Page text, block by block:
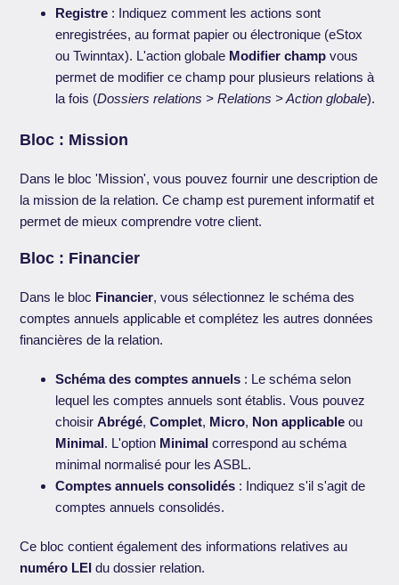
Registre : Indiquez comment les actions sont
enregistrées, au format papier ou électronique (eStox
ou Twinntax). L'action globale Modifier champ vous
permet de modifier ce champ pour plusieurs relations à
la fois (Dossiers relations > Relations > Action globale).
Bloc : Mission
Dans le bloc 'Mission', vous pouvez fournir une description de
la mission de la relation. Ce champ est purement informatif et
permet de mieux comprendre votre client.
Bloc : Financier
Dans le bloc Financier, vous sélectionnez le schéma des
comptes annuels applicable et complétez les autres données
financières de la relation.
Schéma des comptes annuels : Le schéma selon
lequel les comptes annuels sont établis. Vous pouvez
choisirAbrégé,Complet, Micro, Non applicable ou
Minimal . L'option Minimal correspond au schéma
minimal normalisé pour les ASBL.
Comptes annuels consolidés : Indiquez s'il s'agit de
comptes annuels consolidés.
Ce bloc contient également des informations relatives au
numéro LEI du dossier relation.